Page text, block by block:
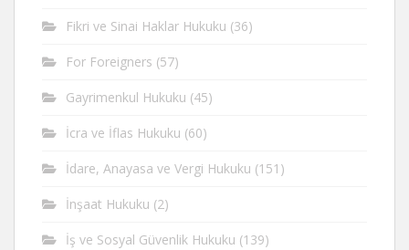
Fikri ve Sinai Haklar Hukuku (36)
For Foreigners (57)
Gayrimenkul Hukuku (45)
İcra ve İflas Hukuku (60)
İdare, Anayasa ve Vergi Hukuku (151)
İnşaat Hukuku (2)
İş ve Sosyal Güvenlik Hukuku (139)